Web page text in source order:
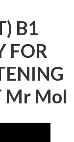
B1
FOR
Mr Mol